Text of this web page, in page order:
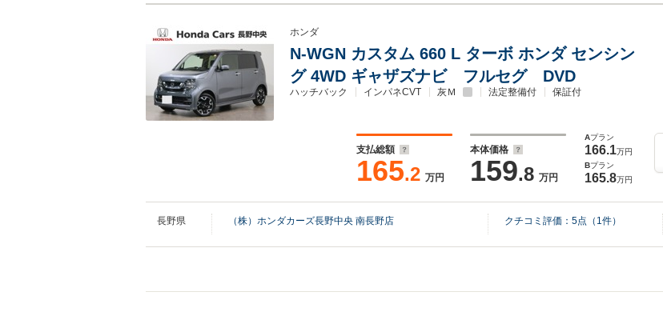
ホンダ
N-WGN カスタム 660 L ターボ ホンダ センシン
グ 4WD ギャザズナビ フルセグ DVD
ハッチバック インパネCVT 灰Ｍ 法定整備付 保証付
支払総額
165.2 万円
本体価格
159.8 万円
Aプラン
166.1万円
Bプラン
165.8万円
長野県 （株）ホンダカーズ長野中央 南長野店 クチコミ評価： 5点（ 1件）